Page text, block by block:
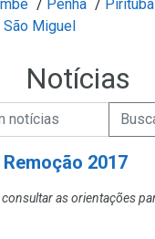
/ Penha / Pirituba
São Miguel
Notícias
de Busca de
de informações
2017
as orientações